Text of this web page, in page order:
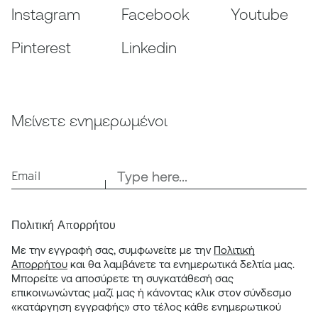
Instagram Facebook
Youtube
Pinterest
Linkedin
Μείνετε ενημερωμένοι
Email
Πολιτική Απορρήτου
Με την εγγραφή σας, συμφωνείτε με την Πολιτική
Απορρήτου και θα λαμβάνετε τα ενημερωτικά δελτία μας.
Μπορείτε να αποσύρετε τη συγκατάθεσή σας
επικοινωνώντας μαζί μας ή κάνοντας κλικ στον σύνδεσμο
«κατάργηση εγγραφής» στο τέλος κάθε ενημερωτικού